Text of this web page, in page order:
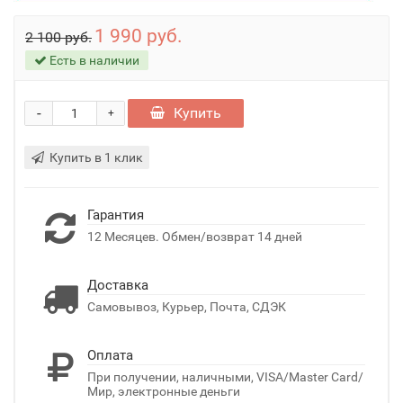
2 100 руб. 1 990 руб.
Есть в наличии
+
- Купить
Купить в 1 клик
Гарантия
12 Месяцев. Обмен/возврат 14 дней
Доставка
Самовывоз, Курьер, Почта, СДЭК
Оплата
При получении, наличными, VISA/Master Card/
Мир, электронные деньги